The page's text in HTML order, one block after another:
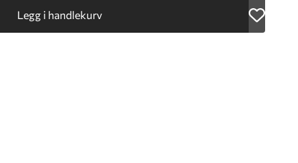
Legg i handlekurv